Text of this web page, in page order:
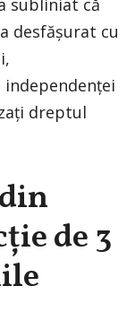
desfășurat cu
dreptul
de 3